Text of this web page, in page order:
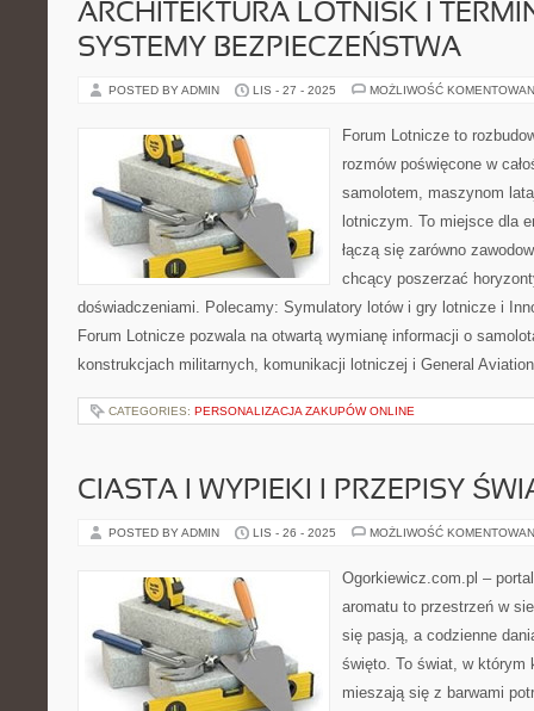
ARCHITEKTURA LOTNISK I
SYSTEMY BEZPIECZEŃSTWA
POSTED BY ADMIN LIS - 27 - 2025 MOŻLIWOŚĆ
Forum Lotnicze to
rozmów poświęcone w
samolotem, maszynom
lotniczym. To miejsce dla
łączą się zarówno
chcący poszerzać
doświadczeniami. Polecamy: Symulatory lotów i gry lotnicze i
Forum Lotnicze pozwala na otwartą wymianę informacji o
konstrukcjach militarnych, komunikacji lotniczej i General
CATEGORIES: PERSONALIZACJA ZAKUPÓW ONLINE
CIASTA I WYPIEKI I PRZEPISY
POSTED BY ADMIN LIS - 26 - 2025 MOŻLIWOŚĆ
Ogorkiewicz.com.pl –
aromatu to przestrzeń w
się pasją, a codzienne
święto. To świat, w którym
mieszają się z barwami